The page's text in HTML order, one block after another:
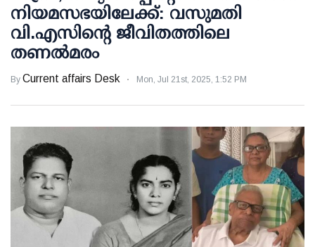
നിയമസഭയിലേക്ക്: വസുമതി
വി.എസിന്റെ ജീവിതത്തിലെ
തണല്‍മരം
By Current affairs Desk Mon, Jul 21st, 2025, 1:52 PM